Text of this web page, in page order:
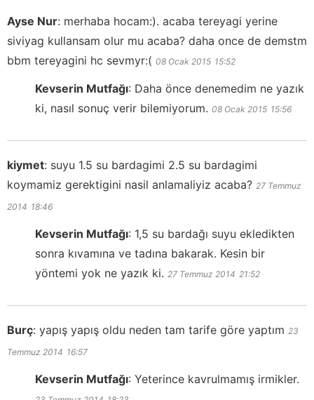
Ayse Nur: merhaba hocam:). acaba tereyagi yerine
siviyag kullansam olur mu acaba? daha once de demstm
bbm tereyagini hc sevmyr:( 08 Ocak 2015 15:52
Kevserin Mutfağı: Daha önce denemedim ne yazık
ki, nasıl sonuç verir bilemiyorum. 08 Ocak 2015 15:56
kiymet: suyu 1.5 su bardagimi 2.5 su bardagimi
koymamiz gerektigini nasil anlamaliyiz acaba? 27 Temmuz
2014 18:46
Kevserin Mutfağı: 1,5 su bardağı suyu ekledikten
sonra kıvamına ve tadına bakarak. Kesin bir
yöntemi yok ne yazık ki. 27 Temmuz 2014 21:52
Burç: yapış yapış oldu neden tam tarife göre yaptım 23
Temmuz 2014 16:57
Kevserin Mutfağı: Yeterince kavrulmamış irmikler.